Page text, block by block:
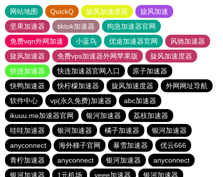
网站地图 QuickQ 旋风加速度器
旋风加速
坚果加速器
tiktok加速器
狗急加速器官网
免费vqn外网加速
小蓝鸟 优途加速器官网
风驰加速器
旋风加速器
免费vps加速器外网苹果版
旋风加速度器
快连加速器
快连加速器官网入口
原子加速器
快鸭加速器
快柠檬加速器 旋风加速度器
外网网址导航
软件中心
vp(永久免费)加速器
abc加速器
ikuuu.me加速器官网
银河加速器
荔枝加速器
哇哇加速器
银河加速器 橘子加速器
银河加速器
anyconnect
海外梯子官网 暴雪加速器
优云666
青柠加速器
anyconnect 银河加速器
anyconnect
银河加速器
1元机场 veee加速器 银河加速器